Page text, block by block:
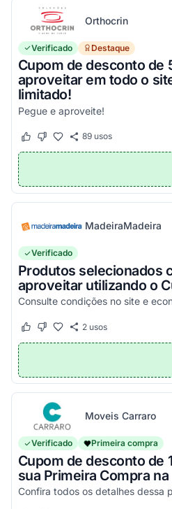
Orthocrin
Verificado Destaque
Cupom de desconto de
aproveitar em todo o
limitado!
Pegue e aproveite!
Este cupom funcionou
Este cupom não funcionou
89usos
MadeiraMadeira
Verificado
Produtos selecionados
aproveitar utilizando o
Este cupom funcionou
Este cupom não funcionou
2usos
Moveis Carraro
Verificado Primeira compra
Cupom de desconto de
sua Primeira Compra